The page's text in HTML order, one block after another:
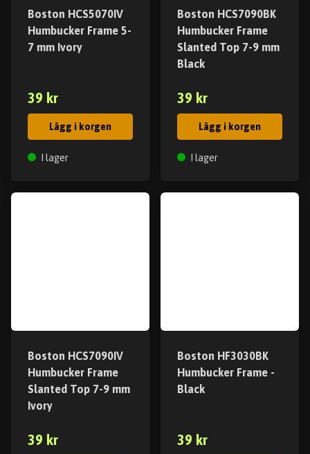
Boston HCS5070IV
Humbucker Frame 5-
7 mm Ivory
39 kr
Lägg i korgen
I lager
Boston HCS7090BK
Humbucker Frame
Slanted Top 7-9 mm
Black
39 kr
Lägg i korgen
I lager
Boston HCS7090IV
Humbucker Frame
Slanted Top 7-9 mm
Ivory
39 kr
Boston HF3030BK
Humbucker Frame -
Black
39 kr